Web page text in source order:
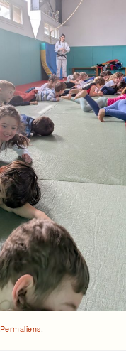
Permaliens